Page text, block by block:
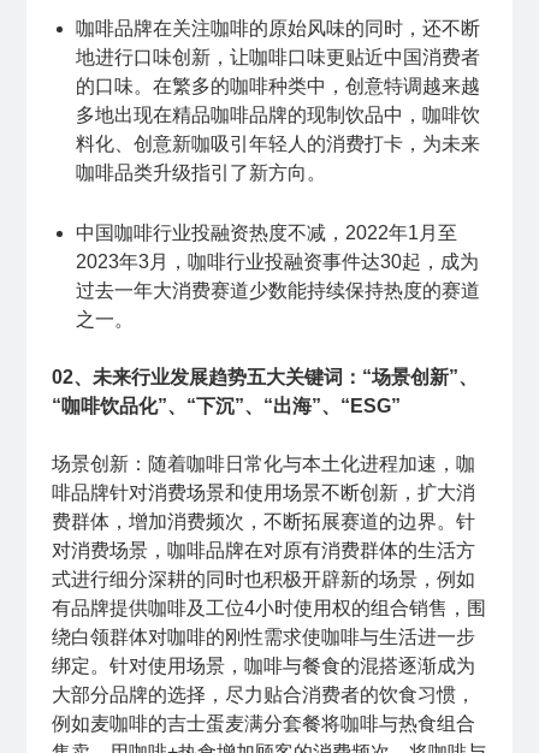
咖啡品牌在关注咖啡的原始风味的同时，还不断
地进行口味创新，让咖啡口味更贴近中国消费者
的口味。在繁多的咖啡种类中，创意特调越来越
多地出现在精品咖啡品牌的现制饮品中，咖啡饮
料化、创意新咖吸引年轻人的消费打卡，为未来
咖啡品类升级指引了新方向。
中国咖啡行业投融资热度不减，2022年1月至
2023年3月，咖啡行业投融资事件达30起，成为
过去一年大消费赛道少数能持续保持热度的赛道
之一。
02、未来行业发展趋势五大关键词：“场景创新”、
“咖啡饮品化”、“下沉”、“出海”、“ESG”
场景创新：随着咖啡日常化与本土化进程加速，咖
啡品牌针对消费场景和使用场景不断创新，扩大消
费群体，增加消费频次，不断拓展赛道的边界。针
对消费场景，咖啡品牌在对原有消费群体的生活方
式进行细分深耕的同时也积极开辟新的场景，例如
有品牌提供咖啡及工位4小时使用权的组合销售，围
绕白领群体对咖啡的刚性需求使咖啡与生活进一步
绑定。针对使用场景，咖啡与餐食的混搭逐渐成为
大部分品牌的选择，尽力贴合消费者的饮食习惯，
例如麦咖啡的吉士蛋麦满分套餐将咖啡与热食组合